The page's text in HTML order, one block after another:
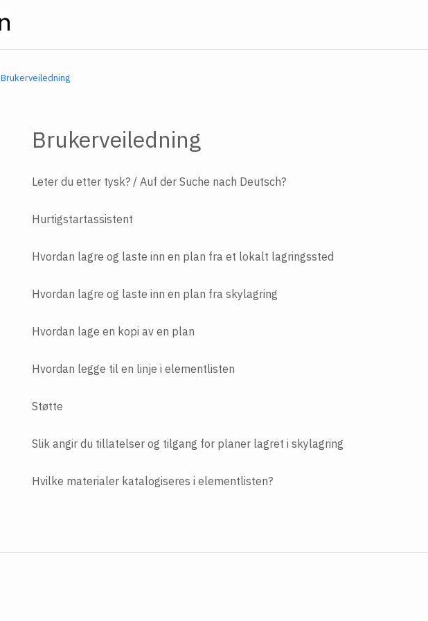
Brukerveiledning
Brukerveiledning
Leter du etter tysk? / Auf der Suche nach Deutsch?
Hurtigstartassistent
Hvordan lagre og laste inn en plan fra et lokalt lagringssted
Hvordan lagre og laste inn en plan fra skylagring
Hvordan lage en kopi av en plan
Hvordan legge til en linje i elementlisten
Støtte
Slik angir du tillatelser og tilgang for planer lagret i skylagring
Hvilke materialer katalogiseres i elementlisten?